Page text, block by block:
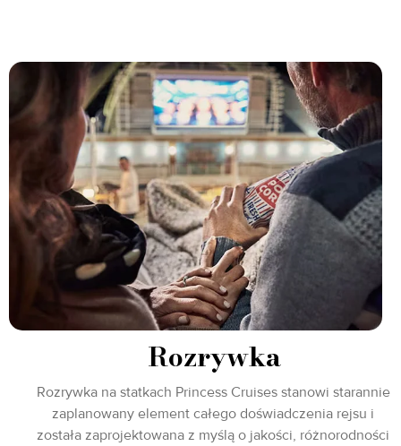
Rozrywka
Rozrywka na statkach Princess Cruises stanowi starannie
zaplanowany element całego doświadczenia rejsu i
została zaprojektowana z myślą o jakości, różnorodności